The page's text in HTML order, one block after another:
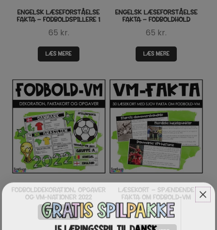
ENGELSK LÆSEFORSTÅELSE
FAKTA – FODBOLDSPILLERE 1
65 kr.
LÆS MERE
ENGELSK LÆSEFORSTÅELSE
FAKTA – FODBOLDHOLD
65 kr.
LÆS MERE
FODBOLDDEKORATION, OPGAVER
OG VM-NATIONER 2022
LÆS MERE
LÆSEKORT – SPÆNDENDE
FAKTA OM FODBOLD-VM
60 kr.